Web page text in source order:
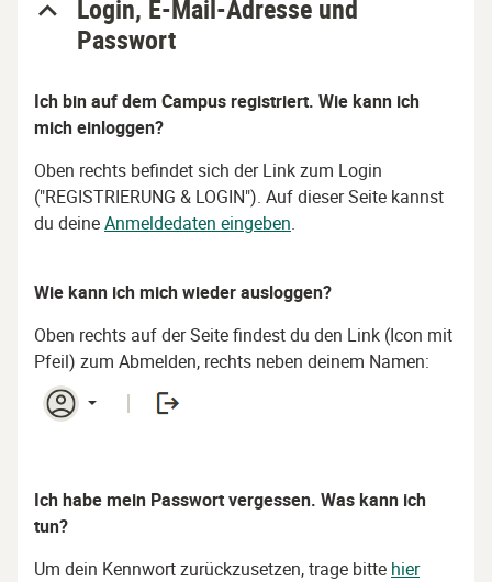
Login, E-Mail-Adresse und
Passwort
Ich bin auf dem Campus registriert. Wie kann ich
mich einloggen?
Oben rechts befindet sich der Link zum Login
("REGISTRIERUNG & LOGIN"). Auf dieser Seite kannst
du deineAnmeldedaten eingeben.
Wie kann ich mich wieder ausloggen?
Oben rechts auf der Seite findest du den Link (Icon mit
Pfeil) zum Abmelden, rechts neben deinem Namen:
Ich habe mein Passwort vergessen. Was kann ich
tun?
Um dein Kennwort zurückzusetzen, trage bitte hier